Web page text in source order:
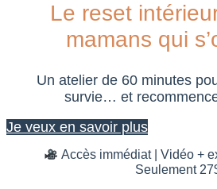
Le reset
mamans qui
Un atelier de 60 minutes
survie… et
Je veux en savoir plus
Accès immédiat | Vidéo +
Seulement